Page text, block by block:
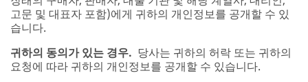
고문 및 대표자 포함)에게 귀하의 개인정보를 공개할 수 있
습니다.
귀하의 동의가 있는 경우. 당사는 귀하의 허락 또는 귀하의
요청에 따라 귀하의 개인정보를 공개할 수 있습니다.